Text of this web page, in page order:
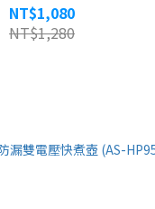
NT$1,080
NT$1,280